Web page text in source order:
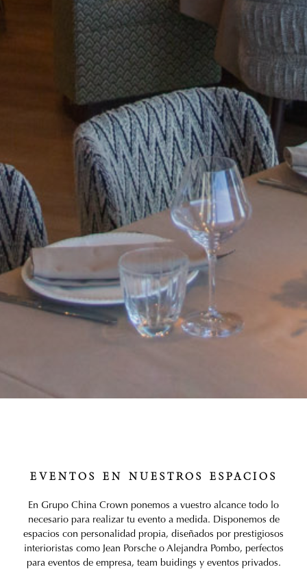
EVENTOS EN NUESTROS ESPACIOS
En Grupo China Crown ponemos a vuestro alcance todo lo
necesario para realizar tu evento a medida. Disponemos de
espacios con personalidad propia, diseñados por prestigiosos
interioristas como Jean Porsche o Alejandra Pombo, perfectos
para eventos de empresa, team buidings y eventos privados.